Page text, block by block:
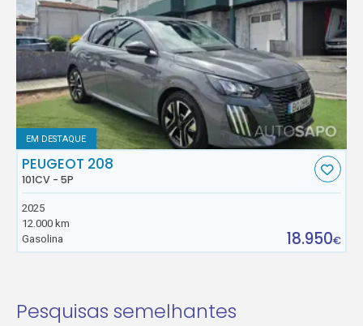
EM DESTAQUE
PEUGEOT 208
101CV - 5P
2025
12.000 km
Gasolina
18.950€
Pesquisas semelhantes